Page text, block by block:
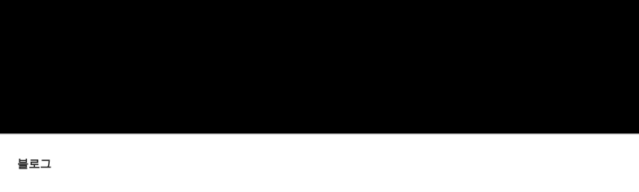
블로그